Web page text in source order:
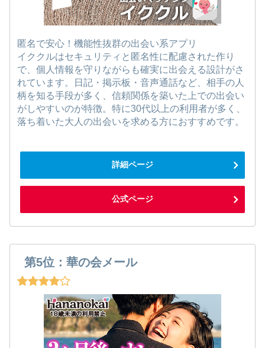
匿名で安心！機能性抜群の出会い系アプリ
イククルはセキュリティと匿名性に配慮された作り
で、個人情報を守りながらも確実に出会える設計がさ
れています。日記・掲示板・音声通話など、相手の人
柄を知る手段が多く、信頼関係を築いた上での出会い
がしやすいのが特徴。特に30代以上の利用者が多く、
落ち着いた大人の出会いを求める方におすすめです。
詳細ページ
公式ページ
第5位：華の会メール